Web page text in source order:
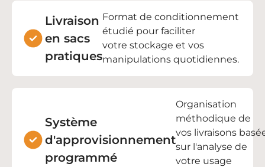
Livraison
en sacs
pratiques
Format de conditionnement
étudié pour faciliter
votre stockage et vos
manipulations quotidiennes.
Système
d'approvisionnement
programmé
Organisation
méthodique de
vos livraisons
sur l'analyse de
votre usage